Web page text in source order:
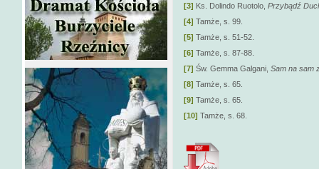
[3] Ks. Dolindo Ruotolo, Przybądź
[4] Tamże, s. 99.
[5] Tamże, s. 51-52.
[6] Tamże, s. 87-88.
[7] Św. Gemma Galgani, Sam na sam
[8] Tamże, s. 65.
[9] Tamże, s. 65.
[10] Tamże, s. 68.